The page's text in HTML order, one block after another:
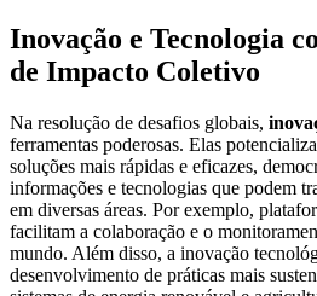
Inovação e Tecnologia
de Impacto Coletivo
Na resolução de desafios globais,
ferramentas poderosas. Elas
soluções mais rápidas e eficazes,
informações e tecnologias que podem
em diversas áreas. Por exemplo,
facilitam a colaboração e o
mundo. Além disso, a inovação
desenvolvimento de práticas mais